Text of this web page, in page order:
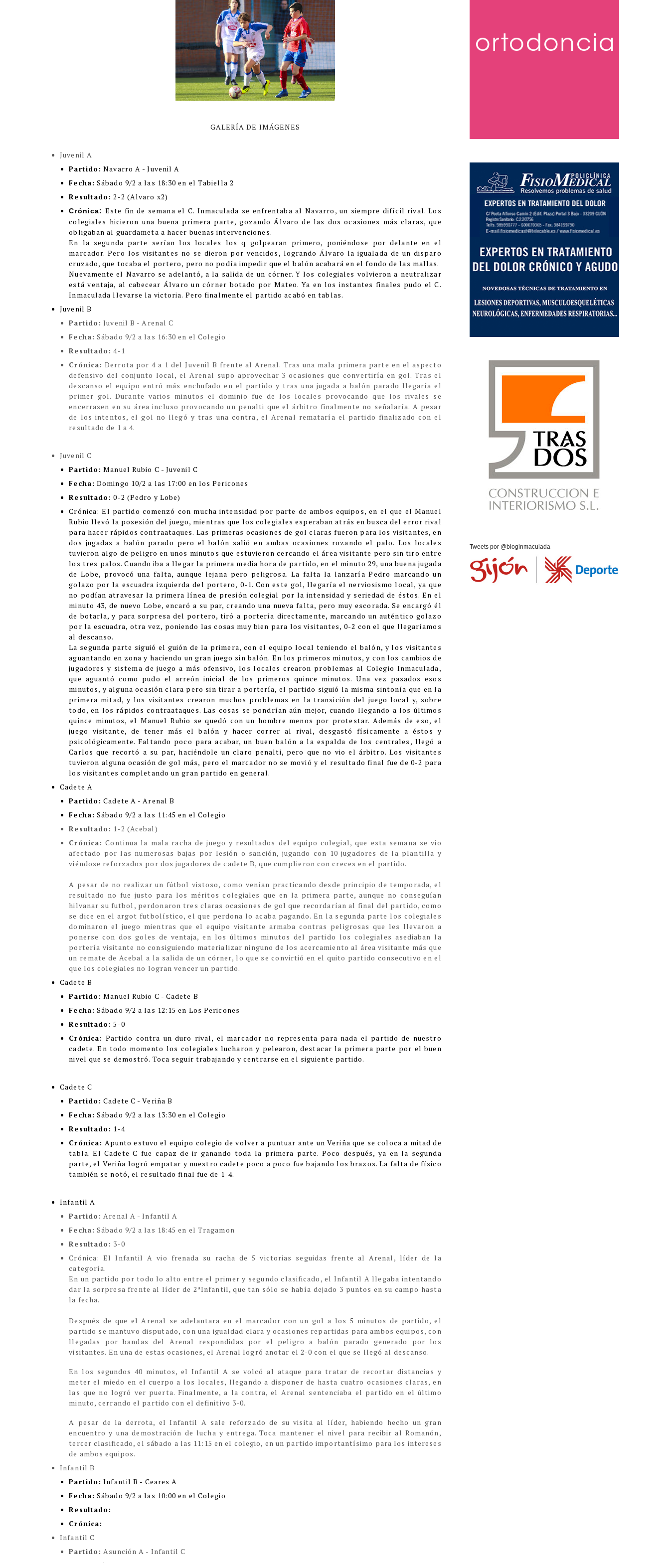
GALERÍA DE IMÁGENES
Juvenil A
Partido: Navarro A - Juvenil A
Fecha: Sábado 9/2 a las 18:30 en el Tabiella 2
Resultado: 2-2 (Alvaro x2)
Crónica: Este fin de semana el C. Inmaculada se enfrentaba al Navarro, un siempre difícil rival. Los
colegiales hicieron una buena primera parte, gozando Álvaro de las dos ocasiones más claras, que
obligaban al guardameta a hacer buenas intervenciones.
En la segunda parte serían los locales los q golpearan primero, poniéndose por delante en el
marcador. Pero los visitantes no se dieron por vencidos, logrando Álvaro la igualada de un disparo
cruzado, que tocaba el portero, pero no podía impedir que el balón acabará en el fondo de las mallas.
Nuevamente el Navarro se adelantó, a la salida de un córner. Y los colegiales volvieron a neutralizar
está ventaja, al cabecear Álvaro un córner botado por Mateo. Ya en los instantes finales pudo el C.
Inmaculada llevarse la victoria. Pero finalmente el partido acabó en tablas.
Juvenil B
Partido: Juvenil B - Arenal C
Fecha: Sábado 9/2 a las 16:30 en el Colegio
Resultado: 4-1
Crónica: Derrota por 4 a 1 del Juvenil B frente al Arenal. Tras una mala primera parte en el aspecto
defensivo del conjunto local, el Arenal supo aprovechar 3 ocasiones que convertiría en gol. Tras el
descanso el equipo entró más enchufado en el partido y tras una jugada a balón parado llegaría el
primer gol. Durante varios minutos el dominio fue de los locales provocando que los rivales se
encerrasen en su área incluso provocando un penalti que el árbitro finalmente no señalaría. A pesar
de los intentos, el gol no llegó y tras una contra, el Arenal remataría el partido finalizado con el
resultado de 1 a 4.
Juvenil C
Partido: Manuel Rubio C - Juvenil C
Fecha: Domingo 10/2 a las 17:00 en los Pericones
Resultado: 0-2 (Pedro y Lobe)
Crónica: El partido comenzó con mucha intensidad por parte de ambos equipos, en el que el Manuel
Rubio llevó la posesión del juego, mientras que los colegiales esperaban atrás en busca del error rival
para hacer rápidos contraataques. Las primeras ocasiones de gol claras fueron para los visitantes, en
dos jugadas a balón parado pero el balón salió en ambas ocasiones rozando el palo. Los locales
tuvieron algo de peligro en unos minutos que estuvieron cercando el área visitante pero sin tiro entre
los tres palos. Cuando iba a llegar la primera media hora de partido, en el minuto 29, una buena jugada
de Lobe, provocó una falta, aunque lejana pero peligrosa. La falta la lanzaría Pedro marcando un
golazo por la escuadra izquierda del portero, 0-1. Con este gol, llegaría el nerviosismo local, ya que
no podían atravesar la primera línea de presión colegial por la intensidad y seriedad de éstos. En el
minuto 43, de nuevo Lobe, encaró a su par, creando una nueva falta, pero muy escorada. Se encargó él
de botarla, y para sorpresa del portero, tiró a portería directamente, marcando un auténtico golazo
por la escuadra, otra vez, poniendo las cosas muy bien para los visitantes, 0-2 con el que llegaríamos
al descanso.
La segunda parte siguió el guión de la primera, con el equipo local teniendo el balón, y los visitantes
aguantando en zona y haciendo un gran juego sin balón. En los primeros minutos, y con los cambios de
jugadores y sistema de juego a más ofensivo, los locales crearon problemas al Colegio Inmaculada,
que aguantó como pudo el arreón inicial de los primeros quince minutos. Una vez pasados esos
minutos, y alguna ocasión clara pero sin tirar a portería, el partido siguió la misma sintonía que en la
primera mitad, y los visitantes crearon muchos problemas en la transición del juego local y, sobre
todo, en los rápidos contraataques. Las cosas se pondrían aún mejor, cuando llegando a los últimos
quince minutos, el Manuel Rubio se quedó con un hombre menos por protestar. Además de eso, el
juego visitante, de tener más el balón y hacer correr al rival, desgastó físicamente a éstos y
psicológicamente. Faltando poco para acabar, un buen balón a la espalda de los centrales, llegó a
Carlos que recortó a su par, haciéndole un claro penalti, pero que no vio el árbitro. Los visitantes
tuvieron alguna ocasión de gol más, pero el marcador no se movió y el resultado final fue de 0-2 para
los visitantes completando un gran partido en general.
Cadete A
Partido: Cadete A - Arenal B
Fecha: Sábado 9/2 a las 11:45 en el Colegio
Resultado: 1-2 (Acebal)
Crónica: Continua la mala racha de juego y resultados del equipo colegial, que esta semana se vio
afectado por las numerosas bajas por lesión o sanción, jugando con 10 jugadores de la plantilla y
viéndose reforzados por dos jugadores de cadete B, que cumplieron con creces en el partido.
A pesar de no realizar un fútbol vistoso, como venían practicando desde principio de temporada, el
resultado no fue justo para los méritos colegiales que en la primera parte, aunque no conseguían
hilvanar su futbol, perdonaron tres claras ocasiones de gol que recordarían al final del partido, como
se dice en el argot futbolístico, el que perdona lo acaba pagando. En la segunda parte los colegiales
dominaron el juego mientras que el equipo visitante armaba contras peligrosas que les llevaron a
ponerse con dos goles de ventaja, en los últimos minutos del partido los colegiales asediaban la
portería visitante no consiguiendo materializar ninguno de los acercamiento al área visitante más que
un remate de Acebal a la salida de un córner, lo que se convirtió en el quito partido consecutivo en el
que los colegiales no logran vencer un partido.
Cadete B
Partido: Manuel Rubio C - Cadete B
Fecha: Sábado 9/2 a las 12:15 en Los Pericones
Resultado: 5-0
Crónica: Partido contra un duro rival, el marcador no representa para nada el partido de nuestro
cadete. En todo momento los colegiales lucharon y pelearon, destacar la primera parte por el buen
nivel que se demostró. Toca seguir trabajando y centrarse en el siguiente partido.
Cadete C
Partido: Cadete C - Veriña B
Fecha: Sábado 9/2 a las 13:30 en el Colegio
Resultado: 1-4
Crónica: Apunto estuvo el equipo colegio de volver a puntuar ante un Veriña que se coloca a mitad de
tabla. El Cadete C fue capaz de ir ganando toda la primera parte. Poco después, ya en la segunda
parte, el Veriña logró empatar y nuestro cadete poco a poco fue bajando los brazos. La falta de físico
también se notó, el resultado final fue de 1-4.
Infantil A
Partido: Arenal A - Infantil A
Fecha: Sábado 9/2 a las 18:45 en el Tragamon
Resultado: 3-0
Crónica: El Infantil A vio frenada su racha de 5 victorias seguidas frente al Arenal, líder de la
categoría.
En un partido por todo lo alto entre el primer y segundo clasificado, el Infantil A llegaba intentando
dar la sorpresa frente al líder de 2ªInfantil, que tan sólo se había dejado 3 puntos en su campo hasta
la fecha.
Después de que el Arenal se adelantara en el marcador con un gol a los 5 minutos de partido, el
partido se mantuvo disputado, con una igualdad clara y ocasiones repartidas para ambos equipos, con
llegadas por bandas del Arenal respondidas por el peligro a balón parado generado por los
visitantes. En una de estas ocasiones, el Arenal logró anotar el 2-0 con el que se llegó al descanso.
En los segundos 40 minutos, el Infantil A se volcó al ataque para tratar de recortar distancias y
meter el miedo en el cuerpo a los locales, llegando a disponer de hasta cuatro ocasiones claras, en
las que no logró ver puerta. Finalmente, a la contra, el Arenal sentenciaba el partido en el último
minuto, cerrando el partido con el definitivo 3-0.
A pesar de la derrota, el Infantil A sale reforzado de su visita al líder, habiendo hecho un gran
encuentro y una demostración de lucha y entrega. Toca mantener el nivel para recibir al Romanón,
tercer clasificado, el sábado a las 11:15 en el colegio, en un partido importantísimo para los intereses
de ambos equipos.
Infantil B
Partido: Infantil B - Ceares A
Fecha: Sábado 9/2 a las 10:00 en el Colegio
Resultado:
Crónica:
Infantil C
Partido: Asunción A - Infantil C
Tweets por @bloginmaculada